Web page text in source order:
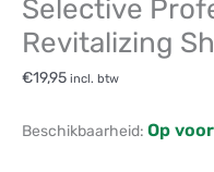
Selective
Revitalizing
€19,95 incl. btw
Beschikbaarheid: Op